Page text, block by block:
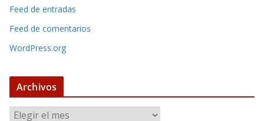
Feed de entradas
Feed de comentarios
WordPress.org
Archivos